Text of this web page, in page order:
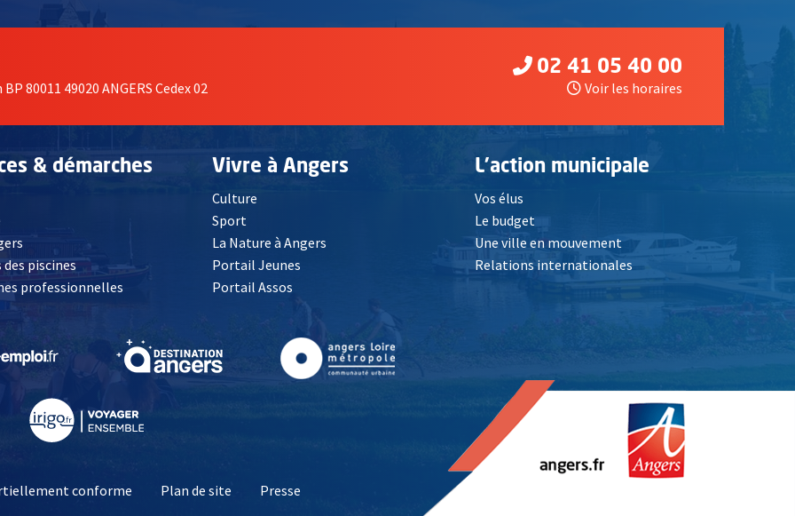
80011 49020 ANGERS Cedex 02
02 41 05 40 00
Voir les horaires
& démarches
, Ouvre une nouvelle fenêtre
piscines
professionnelles
Vivre à Angers
Culture
Sport
La Nature à Angers
Portail Jeunes
Portail Assos
L'action municipale
Vos élus
Le budget
Une ville en mouvement
Relations internationales
fenêtre , Ouvre une nouvelle fenêtre , Ouvre une nouvelle fenêtre, Ouvre une nouvelle fenêtre
conforme Plan de site Presse , Ouvre une nouvelle fenêtre